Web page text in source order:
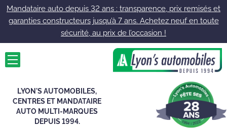
Mandataire auto depuis 32 ans : transparence, prix remisés et
garanties constructeurs jusqu’à 7 ans. Achetez neuf en toute
sécurité, au prix de l’occasion !
LYON'S AUTOMOBILES,
CENTRES ET MANDATAIRE
AUTO MULTI-MARQUES
DEPUIS 1994.